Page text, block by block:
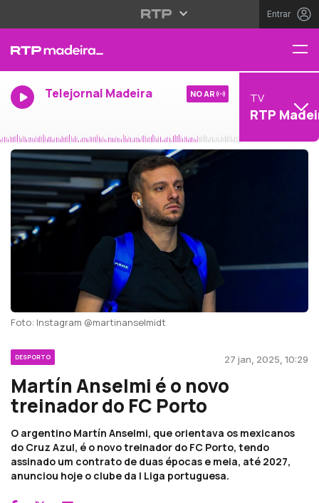
Entrar
Telejornal Madeira NO AR TV
RTP
Foto: Instagram @martinanselmidt
DESPORTO 27 jan, 2025, 10:29
Martín Anselmi é o novo
treinador do FC Porto
O argentino Martín Anselmi, que orientava os mexicanos
do Cruz Azul, é o novo treinador do FC Porto, tendo
assinado um contrato de duas épocas e meia, até 2027,
anunciou hoje o clube da I Liga portuguesa.